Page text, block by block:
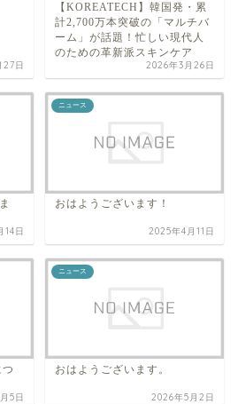
日
【KOREATECH】韓国発・累
計2,700万本突破の「マルチバ
ーム」が話題！忙しい現代人
のための革新派スキンケア
2026年3月26日
14日
ニュース
おはようございます！
2025年4月11日
5日
ニュース
おはようございます。
2026年5月2日